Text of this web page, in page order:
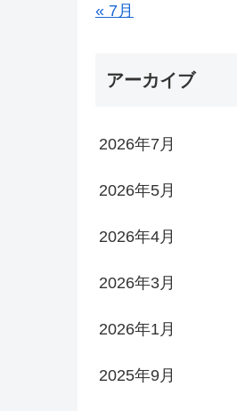
« 7月
アーカイブ
2026年7月
2026年5月
2026年4月
2026年3月
2026年1月
2025年9月